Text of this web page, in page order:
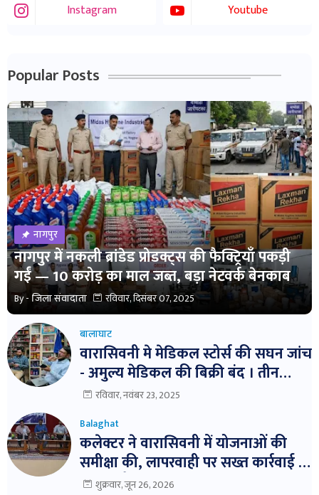
Instagram
Youtube
Popular Posts
नागपुर
नागपुर में नकली ब्रांडेड प्रोडक्ट्स की फैक्ट्रियाँ पकड़ी
गईं — 10 करोड़ का माल जब्त, बड़ा नेटवर्क बेनकाब
By - जिला संवादाता रविवार, दिसंबर 07, 2025
बालाघाट
वारासिवनी मे मेडिकल स्टोर्स की सघन जांच
- अमुल्य मेडिकल की बिक्री बंद । तीन
दवाईयो के नमुने जांच हेतु भेजे ।
रविवार, नवंबर 23, 2025
Balaghat
कलेक्टर ने वारासिवनी में योजनाओं की
समीक्षा की, लापरवाही पर सख्त कार्रवाई के
निर्देश। बैठक में विभागवार समीक्षा,
शुक्रवार, जून 26, 2026